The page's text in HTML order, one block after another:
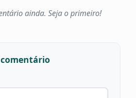
ainda. Seja o primeiro!